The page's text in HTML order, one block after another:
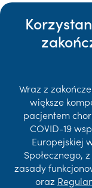
Wraz z
większe
pacjentem
COVID-19
Europejskiej
Społecznego,
zasady
oraz